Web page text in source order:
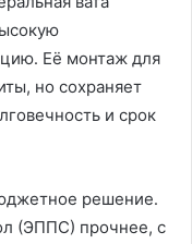
Её монтаж для
но сохраняет
и срок
решение․
(ЭППС) прочнее, с